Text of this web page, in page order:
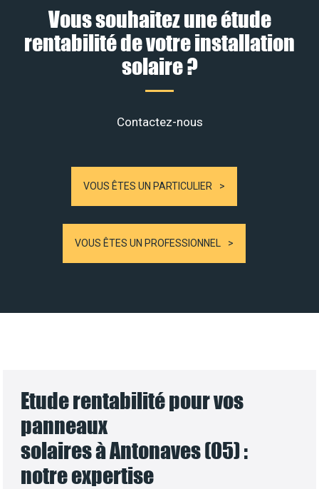
Vous souhaitez une étude
rentabilité de votre installation
solaire ?
Contactez-nous
VOUS ÊTES UN PARTICULIER
VOUS ÊTES UN PROFESSIONNEL
Etude rentabilité pour vos
panneaux
solaires à Antonaves (05) :
notre expertise